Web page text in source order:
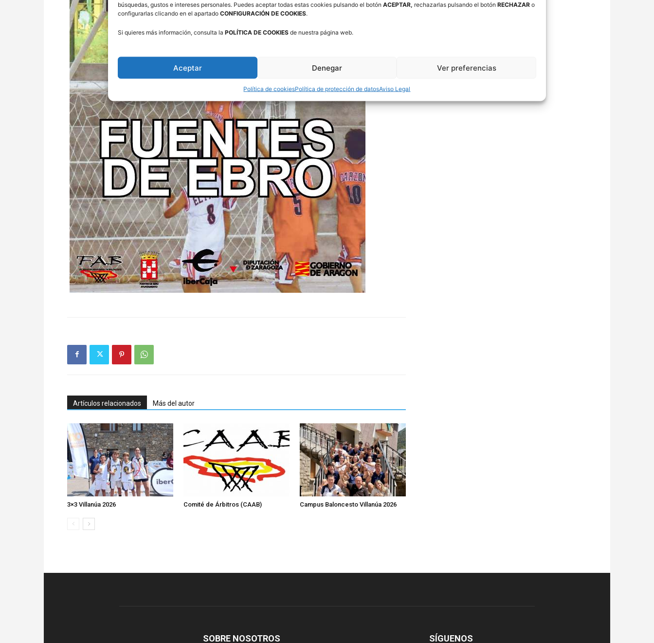
búsquedas, gustos e intereses personales. Puedes aceptar todas estas cookies pulsando el botón ACEPTAR, rechazarlas pulsando el botón RECHAZAR o
configurarlas clicando en el apartado CONFIGURACIÓN DE COOKIES.
Si quieres más información, consulta la POLÍTICA DE COOKIES de nuestra página web.
Aceptar Denegar Ver preferencias
Política de cookiesPolítica de protección de datosAviso Legal
Artículos relacionados Más del autor
3×3 Villanúa 2026 Comité de Árbitros (CAAB) Campus Baloncesto Villanúa 2026
SOBRE NOSOTROS SÍGUENOS